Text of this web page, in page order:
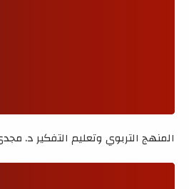
المنهج التربوي وتعليم التفكير د.